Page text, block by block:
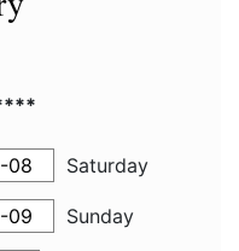
Saturday
Sunday